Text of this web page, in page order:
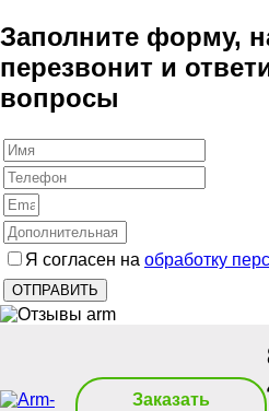
Заполните форму,
перезвонит и
вопросы
Я согласен на обработку
Заказать